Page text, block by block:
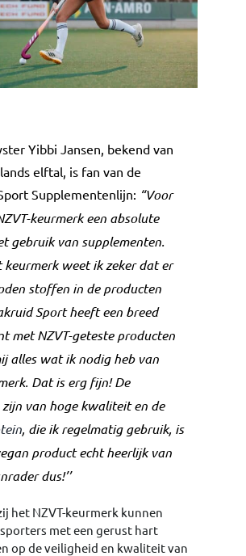
Yibbi Jansen, bekend van
elftal, is fan van de
Supplementenlijn: “Voor
keurmerk een absolute
gebruik van supplementen.
keurmerk weet ik zeker dat er
stoffen in de producten
Sport heeft een breed
met NZVT-geteste producten
alles wat ik nodig heb van
Dat is erg fijn! De
van hoge kwaliteit en de
, die ik regelmatig gebruik, is
product echt heerlijk van
dus!’’
het NZVT-keurmerk kunnen
met een gerust hart
op de veiligheid en kwaliteit van